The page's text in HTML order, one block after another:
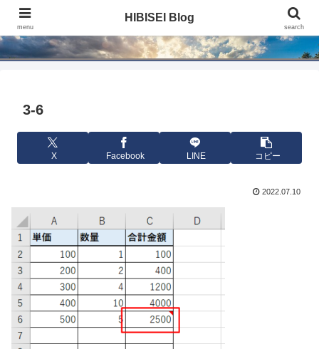
HIBISEI Blog
3-6
X Facebook LINE コピー
2022.07.10
menu
HIBISEI Blog
search